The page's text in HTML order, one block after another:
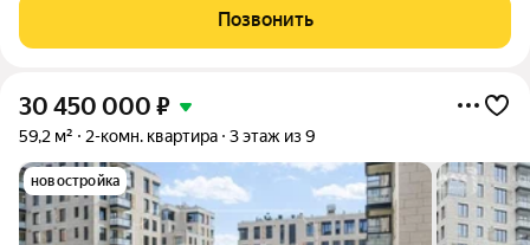
потолками 3 метра, где пространство дышит свободой и
уютом. Функциональная
Позвонить
30 450 000 ₽
59,2 м² 2-комн. квартира 3 этаж из 9
новостройка